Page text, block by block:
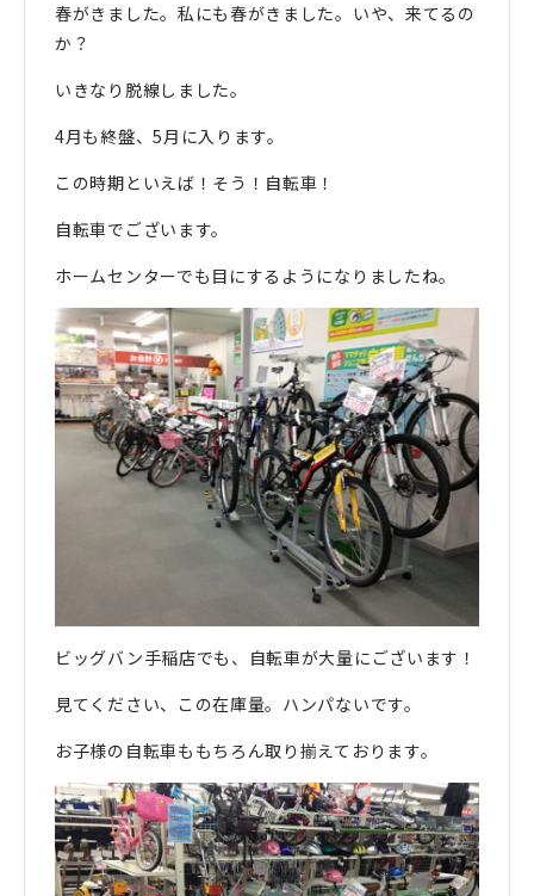
春がきました。私にも春がきました。いや、来てるの
か？
いきなり脱線しました。
4月も終盤、5月に入ります。
この時期といえば！そう！自転車！
自転車でございます。
ホームセンターでも目にするようになりましたね。
ビッグバン手稲店でも、自転車が大量にございます！
見てください、この在庫量。ハンパないです。
お子様の自転車ももちろん取り揃えております。